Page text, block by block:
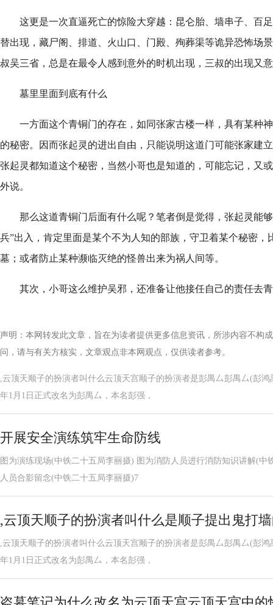
这更是一次直逼死亡的惊险大穿越：昆仑胎、墙串子、百
替出现，藏尸阁、排道、火山口、门殿、殉葬渠等诡异恐怖场
叔吴三省，总是在最令人感到意外的时机出现，三叔的出现又
墓里里面到底有什么
一方面这个青铜门的存在，如同张家古楼一样，具有某种
的秘密。因而张起灵的进出自由，只能说明这道门可能张家建
张起灵都知道这个秘密，当然小哥也是知道的，可能忘记，又
外说。
那么这道青铜门后面有什么呢？笔者倒是觉得，张起灵能
兵”出入，肯定里面是某个不为人知的部族，守卫着某个秘密，
墓；或者防止某种濒临灭绝的怪兽出来为祸人间等。
其次，小哥这么维护吴邪，还准备让他接任自己的责任去
声明：本网转发此文章，旨在为读者提供更多信息资讯，所涉内容不构
问，请与有关方核实，文章观点非本网观点，仅供读者参考。
,云顶天顺子的扮演者叫什么云顶天宫顺子的扮演者是彭禺厶彭禺厶(彭
年1月1日正式改名为彭禺厶，本名彭强，
开展安全演练筑牢生命防线
图为演练现场(中铁二十五局李丽摄) 图为消防人员进行消防知识讲解(中
人员合影留念(中铁二十五局李丽摄)7
,云顶天顺子的扮演者叫什么是顺子提出鬼打
,云顶天顺子的扮演者叫什么云顶天宫顺子的扮演者是彭禺厶彭禺厶(彭
年1月1日正式改名为彭禺厶，本名彭强，